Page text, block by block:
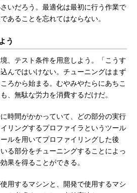
いだろう。最適化は最初に行う作業で
あることを忘れてはならない。
う
、テスト条件を用意しよう。「こうす
んではいけない。チューニングはまず
ろから始まる。むやみやたらにあちこ
、無駄な労力を消費するだけだ。
時間がかかっていて、どの部分の実行
リングするプロファイラというツール
ルを用いてプロファイリングした後
る部分をチューニングすることによっ
果を得ることができる。
用するマシンと、開発で使用するマシ